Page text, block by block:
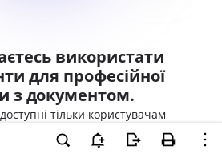
використати
для професійної
з документом.
тільки користувачам
заявку та отримайте
роботи прямо зараз.